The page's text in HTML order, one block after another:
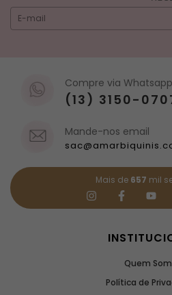
Compre via Whatsapp
(13) 3150-
Mande-nos email
Mais de 657 mil
Quem
Política de